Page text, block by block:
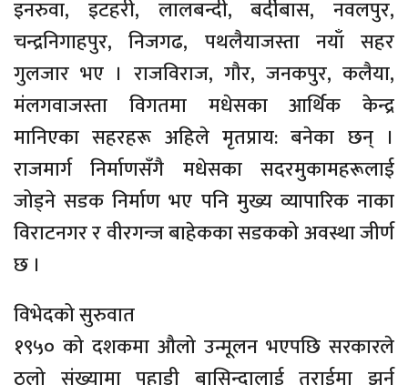
इनरुवा, इटहरी, लालबन्दी, बर्दीबास, नवलपुर,
चन्द्रनिगाहपुर, निजगढ, पथलैयाजस्ता नयाँ सहर
गुलजार भए । राजविराज, गौर, जनकपुर, कलैया,
मंलगवाजस्ता विगतमा मधेसका आर्थिक केन्द्र
मानिएका सहरहरू अहिले मृतप्राय: बनेका छन् ।
राजमार्ग निर्माणसँगै मधेसका सदरमुकामहरूलाई
जोड्ने सडक निर्माण भए पनि मुख्य व्यापारिक नाका
विराटनगर र वीरगन्ज बाहेकका सडकको अवस्था जीर्ण
छ ।
विभेदको सुरुवात
१९५० को दशकमा औलो उन्मूलन भएपछि सरकारले